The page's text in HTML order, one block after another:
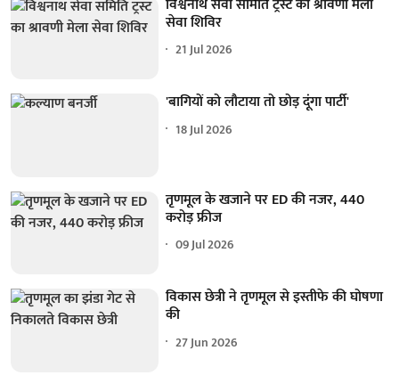
सेवा शिविर
21 Jul 2026
'बागियों को लौटाया तो छोड़ दूंगा पार्टी'
18 Jul 2026
तृणमूल के खजाने पर ED की नजर, 440
करोड़ फ्रीज
09 Jul 2026
विकास छेत्री ने तृणमूल से इस्तीफे की घोषणा
की
27 Jun 2026